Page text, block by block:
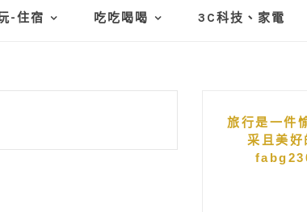
-住宿 吃吃喝喝 3C科技、家電
旅行是一件
采且美